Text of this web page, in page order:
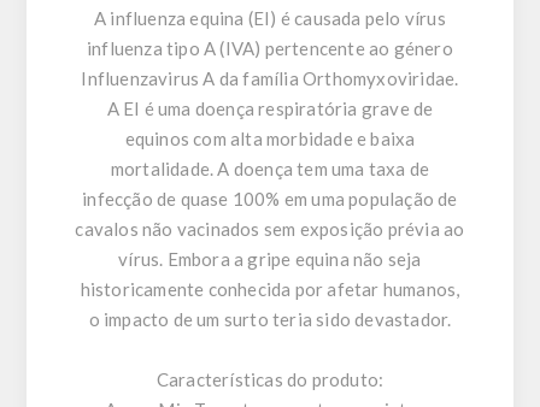
A influenza equina (EI) é causada pelo vírus
influenza tipo A (IVA) pertencente ao género
Influenzavirus A da família Orthomyxoviridae.
A EI é uma doença respiratória grave de
equinos com alta morbidade e baixa
mortalidade. A doença tem uma taxa de
infecção de quase 100% em uma população de
cavalos não vacinados sem exposição prévia ao
vírus. Embora a gripe equina não seja
historicamente conhecida por afetar humanos,
o impacto de um surto teria sido devastador.
Características do produto: